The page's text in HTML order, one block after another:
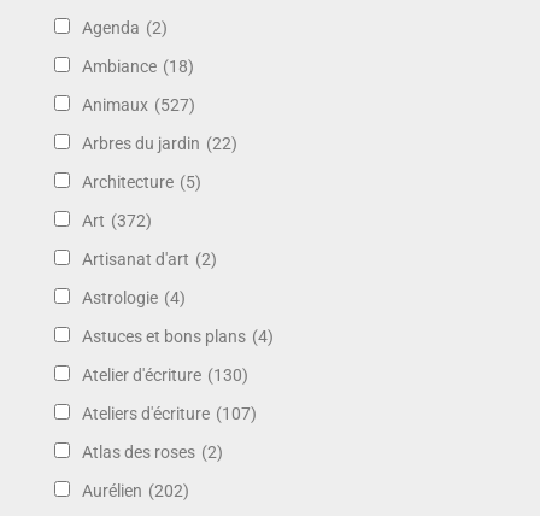
Agenda (2)
Ambiance (18)
Animaux (527)
Arbres du jardin (22)
Architecture (5)
Art (372)
Artisanat d'art (2)
Astrologie (4)
Astuces et bons plans (4)
Atelier d'écriture (130)
Ateliers d'écriture (107)
Atlas des roses (2)
Aurélien (202)